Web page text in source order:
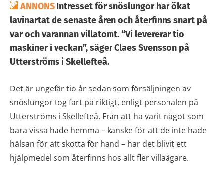
ANNONS Intresset för snöslungor har ökat
lavinartat de senaste åren och återfinns snart på
var och varannan villatomt. “Vi levererar tio
maskiner i veckan”, säger Claes Svensson på
Utterströms i Skellefteå.
Det är ungefär tio år sedan som försäljningen av
snöslungor tog fart på riktigt, enligt personalen på
Utterströms i Skellefteå. Från att ha varit något som
bara vissa hade hemma – kanske för att de inte hade
hälsan för att skotta för hand – har det blivit ett
hjälpmedel som återfinns hos allt fler villaägare.